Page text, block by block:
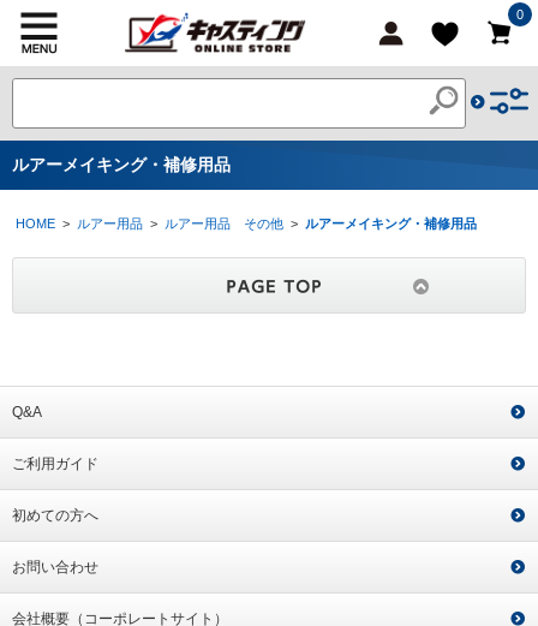
0
ルアーメイキング・補修用品
HOME > ルアー用品 > ルアー用品 その他 > ルアーメイキング・補修用品
Q&A
ご利用ガイド
初めての方へ
お問い合わせ
会社概要（コーポレートサイト）